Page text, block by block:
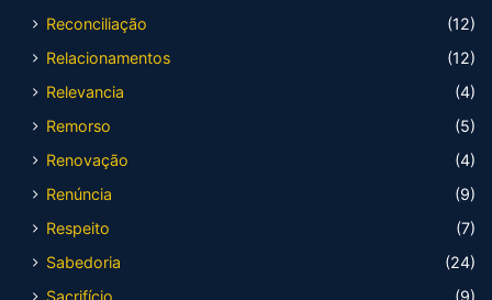
Reconciliação
(12)
Relacionamentos
(12)
Relevancia
(4)
Remorso
(5)
Renovação
(4)
Renúncia
(9)
Respeito
(7)
Sabedoria
(24)
Sacrifício
(9)